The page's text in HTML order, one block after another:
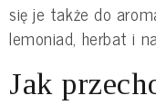
się je także do
lemoniad, herbat i
Jak